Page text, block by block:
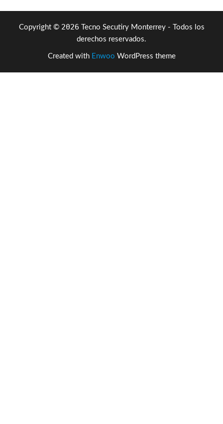
Copyright © 2026 Tecno Secutiry Monterrey - Todos los
derechos reservados.
Created with Enwoo WordPress theme